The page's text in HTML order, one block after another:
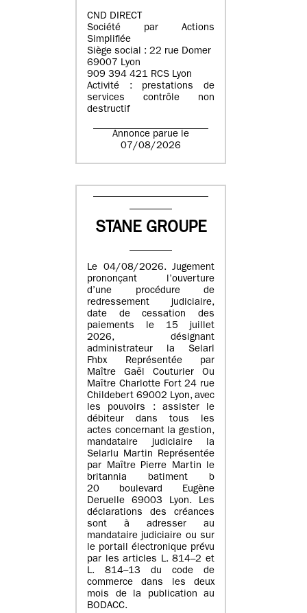
CND DIRECT
Société par Actions
Simplifiée
Siège social : 22 rue Domer
69007 Lyon
909 394 421 RCS Lyon
Activité : prestations de
services contrôle non
destructif
Annonce parue le
07/08/2026
STANE GROUPE
Le 04/08/2026. Jugement
prononçant l’ouverture
d’une procédure de
redressement judiciaire,
date de cessation des
paiements le 15 juillet
2026, désignant
administrateur la Selarl
Fhbx Représentée par
Maître Gaël Couturier Ou
Maître Charlotte Fort 24 rue
Childebert 69002 Lyon, avec
les pouvoirs : assister le
débiteur dans tous les
actes concernant la gestion,
mandataire judiciaire la
Selarlu Martin Représentée
par Maître Pierre Martin le
britannia batiment b
20 boulevard Eugène
Deruelle 69003 Lyon. Les
déclarations des créances
sont à adresser au
mandataire judiciaire ou sur
le portail électronique prévu
par les articles L. 814–2 et
L. 814–13 du code de
commerce dans les deux
mois de la publication au
BODACC.